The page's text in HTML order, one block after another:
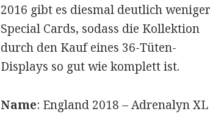
2016 gibt es diesmal deutlich
Special Cards, sodass die Kollektion
durch den Kauf eines 36-Tüten-
Displays so gut wie komplett ist.
Name: England 2018 – Adrenalyn XL